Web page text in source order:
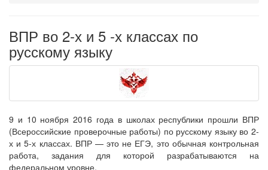
ВПР во 2-х и 5 -х классах по
русскому языку
9 и 10 ноября 2016 года в школах республики прошли ВПР
(Всероссийские проверочные работы) по русскому языку во 2-
х и 5-х классах. ВПР — это не ЕГЭ, это обычная контрольная
работа, задания для которой разрабатываются на
федеральном уровне.